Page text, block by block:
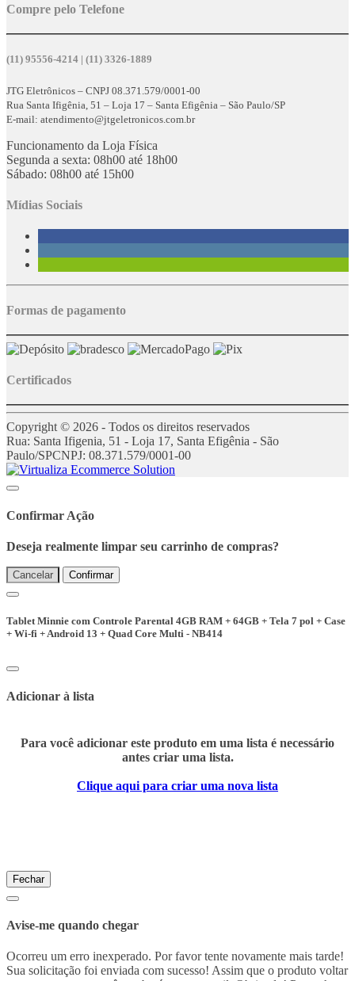
Compre pelo Telefone
(11) 95556-4214 | (11) 3326-1889
JTG Eletrônicos – CNPJ 08.371.579/0001-00
Rua Santa Ifigênia, 51 – Loja 17 – Santa Efigênia – São Paulo/SP
E-mail: atendimento@jtgeletronicos.com.br
Funcionamento da Loja Física
Segunda a sexta: 08h00 até 18h00
Sábado: 08h00 até 15h00
Mídias Sociais
Formas de pagamento
Certificados
Copyright © 2026 - Todos os direitos reservados
Rua: Santa Ifigenia, 51 - Loja 17, Santa Efigênia - São
Paulo/SPCNPJ: 08.371.579/0001-00
Confirmar Ação
Deseja realmente limpar seu carrinho de compras?
Cancelar Confirmar
Tablet Minnie com Controle Parental 4GB RAM + 64GB + Tela 7 pol + Case
+ Wi-fi + Android 13 + Quad Core Multi - NB414
Adicionar à lista
Para você adicionar este produto em uma lista é necessário
antes criar uma lista.
Clique aqui para criar uma nova lista
Fechar
Avise-me quando chegar
Ocorreu um erro inexperado. Por favor tente novamente mais tarde!
Sua solicitação foi enviada com sucesso! Assim que o produto voltar